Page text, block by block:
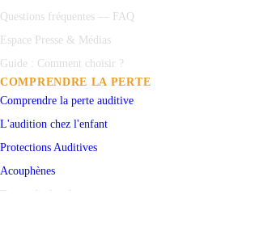
Questions fréquentes — FAQ
Espace Presse & Médias
Guide : Comment choisir ?
COMPRENDRE LA PERTE
Comprendre la perte auditive
L'audition chez l'enfant
Protections Auditives
Acouphènes
Test auditif en ligne